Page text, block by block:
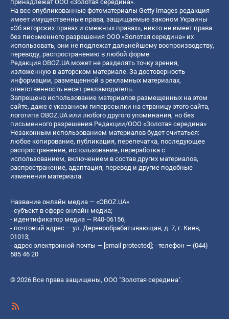
принадлежат ООО «Золотая середина».
На все опубликованные фотоматериалы Getty Images редакция
имеет имущественные права, защищаемые законом Украины
«Об авторских правах и смежных правах», никто не имеет права
без письменного разрешения ООО «Золотая середина» их
использовать, они не подлежат дальнейшему воспроизводству,
переводу, распространению в любой форме.
Редакция OBOZ.UA может не разделять точку зрения,
изложенную в авторском материале. За достоверность
информации, размещенной в рекламных материалах,
ответственность несет рекламодатель.
Запрещено использование материалов размещенных на этом
сайте, даже с указанием гиперссылки на страницу этого сайта,
логотипа OBOZ.UA или любого другого упоминания, но без
письменного разрешения Редакции/ООО «Золотая середина»
Незаконным использованием материалов будет считаться:
любое копирование, публикация, перепечатка, последующее
распространение, использование, переработка с
использованием, включением в состав других материалов,
распространение, адаптация, перевод и другие подобные
изменения материала.
Название онлайн медиа — «OBOZ.UA»
- субъект в сфере онлайн медиа;
- идентификатор медиа — R40-06156;
- почтовый адрес — ул. Деревообрабатывающая, д. 7, г. Киев,
01013;
- адрес электронной почты — [email protected]; - телефон — (044)
585 46 20
© 2026 Все права защищены, ООО "Золотая середина".